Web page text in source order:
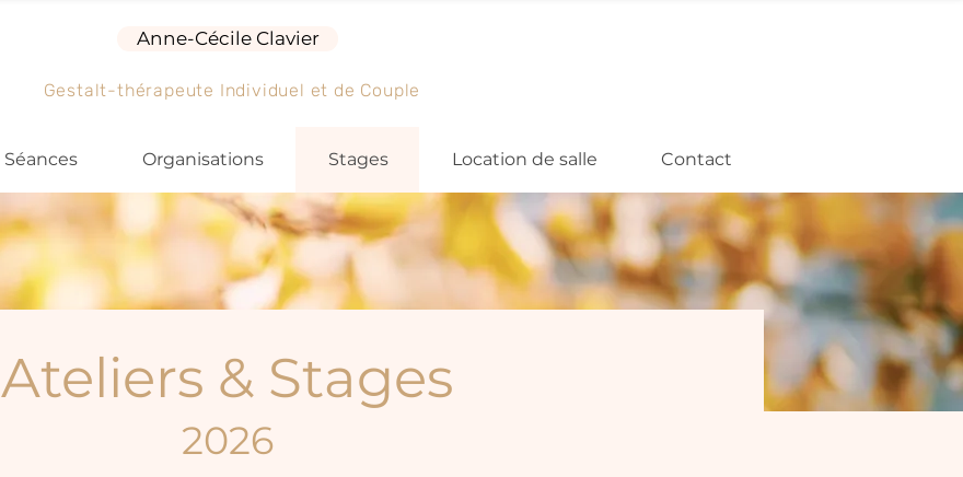
Anne-Cécile Clavier
Gestalt-thérapeute Individuel et de Couple
Séances Organisations Stages Location de salle Contact
Ateliers & Stages
2026